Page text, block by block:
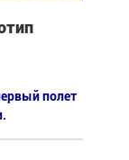
полет